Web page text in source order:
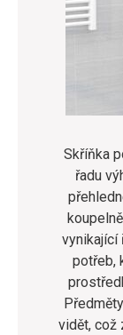
Skříňka
řadu
vynikající
potřeb,
vidět, což